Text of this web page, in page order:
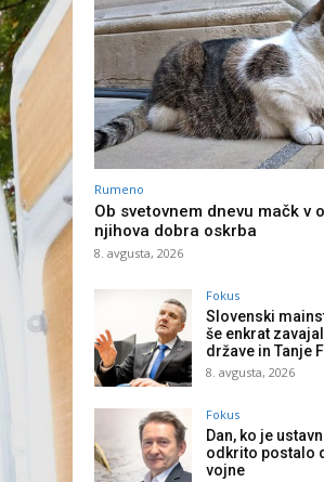
Rumeno
Ob svetovnem dnevu mačk v
njihova dobra oskrba
8. avgusta, 2026
Fokus
Slovenski
še enkrat
države in Tanje
8. avgusta, 2026
Fokus
Dan, ko je
odkrito postalo
vojne